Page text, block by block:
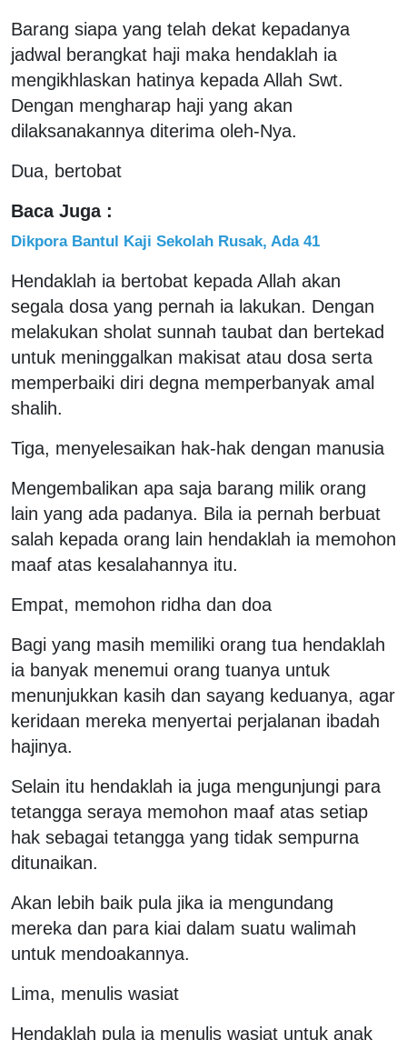
Barang siapa yang telah dekat kepadanya
jadwal berangkat haji maka hendaklah ia
mengikhlaskan hatinya kepada Allah Swt.
Dengan mengharap haji yang akan
dilaksanakannya diterima oleh-Nya.
Dua, bertobat
Baca Juga :
Dikpora Bantul Kaji Sekolah Rusak, Ada 41
Hendaklah ia bertobat kepada Allah akan
segala dosa yang pernah ia lakukan. Dengan
melakukan sholat sunnah taubat dan bertekad
untuk meninggalkan makisat atau dosa serta
memperbaiki diri degna memperbanyak amal
shalih.
Tiga, menyelesaikan hak-hak dengan manusia
Mengembalikan apa saja barang milik orang
lain yang ada padanya. Bila ia pernah berbuat
salah kepada orang lain hendaklah ia memohon
maaf atas kesalahannya itu.
Empat, memohon ridha dan doa
Bagi yang masih memiliki orang tua hendaklah
ia banyak menemui orang tuanya untuk
menunjukkan kasih dan sayang keduanya, agar
keridaan mereka menyertai perjalanan ibadah
hajinya.
Selain itu hendaklah ia juga mengunjungi para
tetangga seraya memohon maaf atas setiap
hak sebagai tetangga yang tidak sempurna
ditunaikan.
Akan lebih baik pula jika ia mengundang
mereka dan para kiai dalam suatu walimah
untuk mendoakannya.
Lima, menulis wasiat
Hendaklah pula ia menulis wasiat untuk anak